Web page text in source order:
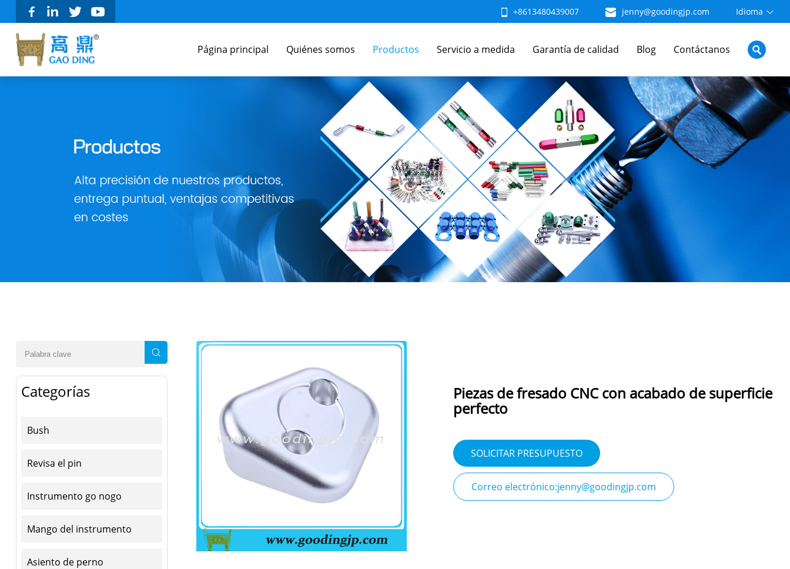
+8613480439007 jenny@goodingjp.com Idioma
Página principal Quiénes somos Productos Servicio a medida Garantía de calidad Blog Contáctanos
Categorías
Bush
Revisa el pin
Instrumento go nogo
Mango del instrumento
Asiento de perno
Piezas de fresado CNC con acabado de superficie
perfecto
SOLICITAR PRESUPUESTO
Correo electrónico:jenny@goodingjp.com